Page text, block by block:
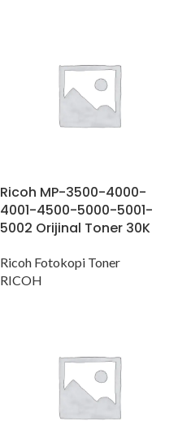
Ricoh MP-3500-4000-
4001-4500-5000-5001-
5002 Orijinal Toner 30K
Ricoh Fotokopi Toner
RICOH